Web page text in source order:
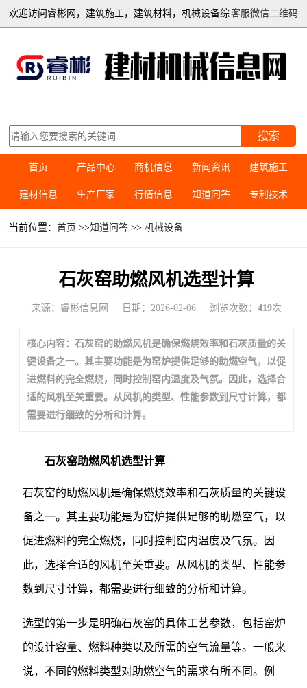
客服微信二维码
欢迎访问睿彬网，建筑施工，建筑材料，机械设备综
搜索
首页 产品中心 商机信息 新闻资讯 建筑施工
建材信息 生产厂家 行情信息 知道问答 专利技术
当前位置：首页 >>知道问答 >>机械设备
石灰窑助燃风机选型计算
来源：睿彬信息网 日期：2026-02-06 浏览次数： 419次
核心内容：石灰窑的助燃风机是确保燃烧效率和石灰质量的关
键设备之一。其主要功能是为窑炉提供足够的助燃空气，以促
进燃料的完全燃烧，同时控制窑内温度及气氛。因此，选择合
适的风机至关重要。从风机的类型、性能参数到尺寸计算，都
需要进行细致的分析和计算。
石灰窑助燃风机选型计算
石灰窑的助燃风机是确保燃烧效率和石灰质量的关键设
备之一。其主要功能是为窑炉提供足够的助燃空气，以
促进燃料的完全燃烧，同时控制窑内温度及气氛。因
此，选择合适的风机至关重要。从风机的类型、性能参
数到尺寸计算，都需要进行细致的分析和计算。
选型的第一步是明确石灰窑的具体工艺参数，包括窑炉
的设计容量、燃料种类以及所需的空气流量等。一般来
说，不同的燃料类型对助燃空气的需求有所不同。例